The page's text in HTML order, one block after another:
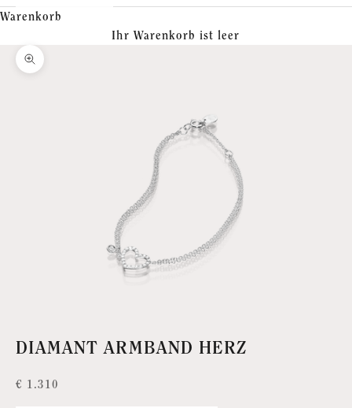
Warenkorb
Ihr Warenkorb ist leer
Bild vergrößern
DIAMANT ARMBAND HERZ
Angebot
€ 1.310